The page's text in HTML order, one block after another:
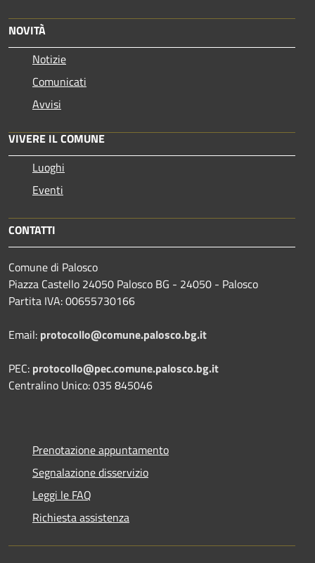
NOVITÀ
Notizie
Comunicati
Avvisi
VIVERE IL COMUNE
Luoghi
Eventi
CONTATTI
Comune di Palosco
Piazza Castello 24050 Palosco BG - 24050 - Palosco
Partita IVA: 00655730166
Email: protocollo@comune.palosco.bg.it
PEC: protocollo@pec.comune.palosco.bg.it
Centralino Unico: 035 845046
Prenotazione appuntamento
Segnalazione disservizio
Leggi le FAQ
Richiesta assistenza